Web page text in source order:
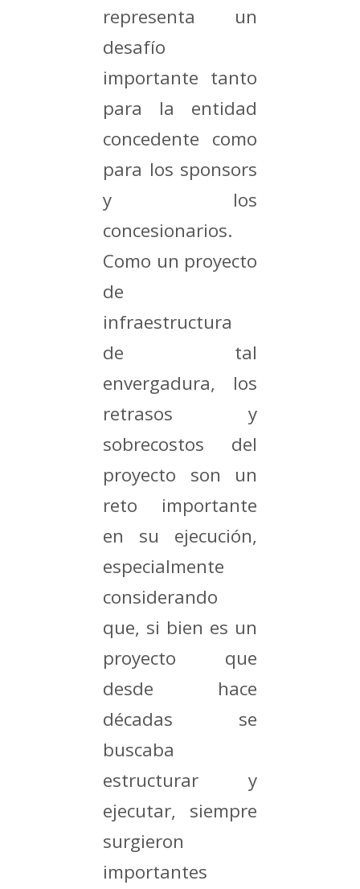
representa un
desafío
importante tanto
para la entidad
concedente como
para los sponsors
y los
concesionarios.
Como un proyecto
de
infraestructura
de tal
envergadura, los
retrasos y
sobrecostos del
proyecto son un
reto importante
en su ejecución,
especialmente
considerando
que, si bien es un
proyecto que
desde hace
décadas se
buscaba
estructurar y
ejecutar, siempre
surgieron
importantes